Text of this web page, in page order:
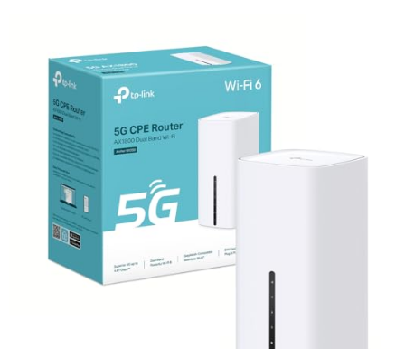
inversée.
Contrôle parental facile: bloquez les sites inappropriés, gérez les
accès et définissez des règles d'utilisation en quelques clics.
Port LAN/WAN
pour une connexion filaire fiable et diagnostic Wi-Fi
visuel pour une gestion simplifiée.
Antenne à gain élevé 9 dBi
pour une meilleure réception et un
signal étendu.
Compatible tous opérateurs
: insérez simplement votre carte SIM
5G, aucune configuration nécessaire.
Garantie 30 moispour une tranquillité d'esprit prolongée.
Pourquoi choisir ce routeur 5G ?
nombreuse, ce routeur 5G Wi-Fi 6 AX3000 assure une expérience